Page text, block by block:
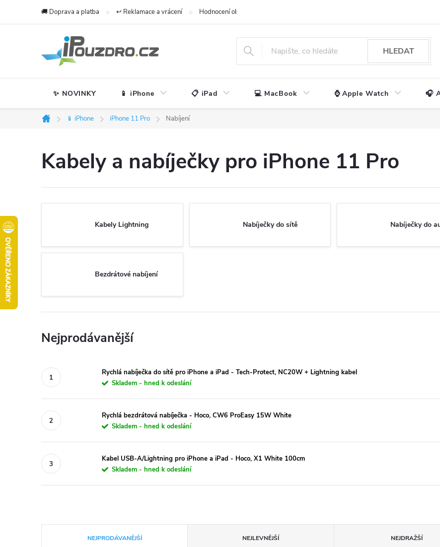
🚚 Doprava a platba ↩️ Reklamace a vrácení Hodnocení obchodu
HLEDAT
✨ NOVINKY 📱 iPhone 📋 iPad 💻 MacBook ⌚ Apple Watch 🎧
Domů
📱 iPhone iPhone 11 Pro Nabíjení
Kabely a nabíječky pro iPhone 11 Pro
Kabely Lightning Nabíječky do sítě Nabíječky do
Bezdrátové nabíjení
Nejprodávanější
Rychlá nabíječka do sítě pro iPhone a iPad - Tech-Protect, NC20W + Lightning kabel
Skladem - hned k odeslání
Rychlá bezdrátová nabíječka - Hoco, CW6 ProEasy 15W White
Skladem - hned k odeslání
Kabel USB-A/Lightning pro iPhone a iPad - Hoco, X1 White 100cm
Skladem - hned k odeslání
NEJPRODÁVANĚJŠÍ NEJLEVNĚJŠÍ NEJDRAŽŠÍ